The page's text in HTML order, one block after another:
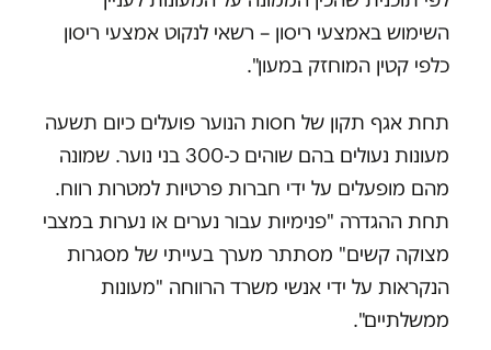
השימוש באמצעי ריסון – רשאי לנקוט אמצעי ריסון
כלפי קטין המוחזק במעון".
תחת אגף תקון של חסות הנוער פועלים כיום תשעה
מעונות נעולים בהם שוהים כ-300 בני נוער. שמונה
מהם מופעלים על ידי חברות פרטיות למטרות רווח.
תחת ההגדרה "פנימיות עבור נערים או נערות במצבי
מצוקה קשים" מסתתר מערך בעייתי של מסגרות
הנקראות על ידי אנשי משרד הרווחה "מעונות
ממשלתיים".